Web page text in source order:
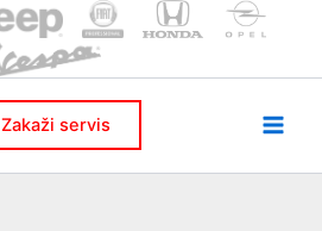
Zakaži servis